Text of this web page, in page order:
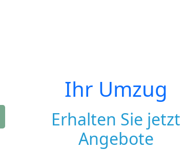
Ihr Umzug
Erhalten Sie jetzt
Angebote